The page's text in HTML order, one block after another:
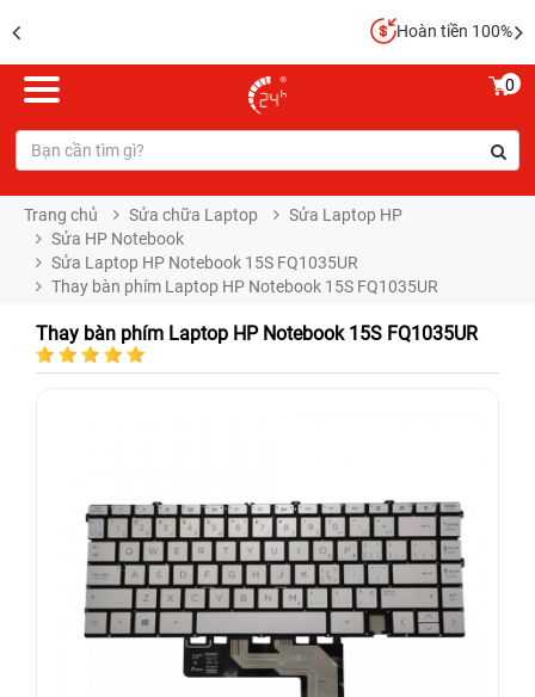
0
Trang chủ Sửa chữa Laptop
Sửa Laptop HP
Sửa HP Notebook
Sửa Laptop HP Notebook 15S FQ1035UR
Thay bàn phím Laptop HP Notebook 15S FQ1035UR
Thay bàn phím Laptop HP Notebook 15S FQ1035UR